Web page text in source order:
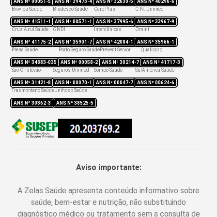
ANS Nº 00051-5 ANS Nº 39473-4 ANS Nº 32630-5 ANS Nº 40296-6
Biovida Saúde
ANS Nº 41511-1
Bradesco Saúde
ANS Nº 00571-1
Care Plus
ANS Nº 37995-6
C.N. Unimed
ANS Nº 33967-9
Cruz Azul Saúde
ANS Nº 41175-2
GNDI
ANS Nº 35901-7
Interclínicas
ANS Nº 42084-1
Omint
ANS Nº 35966-1
Plena Saúde
ANS Nº 34883-035
Porto Seguro Saúde
ANS Nº 00058-2
Prevent Senior
ANS Nº 30214-7
Qualicorp
ANS Nº 41717-3
São Cristóvão
ANS Nº 31421-8
Seguros Unimed
ANS Nº 00070-1
Sompo Saúde
ANS Nº 00047-7
SulAmérica Saúde
ANS Nº 00624-6
Trasmontano Saúde
ANS Nº 30362-3
Unihosp Saúde
ANS Nº 38525-5
Aviso importante:
A Zelas Saúde apresenta conteúdo informativo sobre
saúde, bem-estar e nutrição, não substituindo
diagnóstico médico ou tratamento sem a consulta de